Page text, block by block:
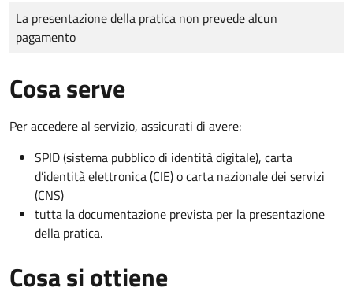
Tipo di pagamento
Importo
La presentazione della pratica non prevede alcun
pagamento
Cosa serve
Per accedere al servizio, assicurati di avere:
SPID (sistema pubblico di identità digitale), carta
d’identità elettronica (CIE) o carta nazionale dei servizi
(CNS)
tutta la documentazione prevista per la presentazione
della pratica.
Cosa si ottiene